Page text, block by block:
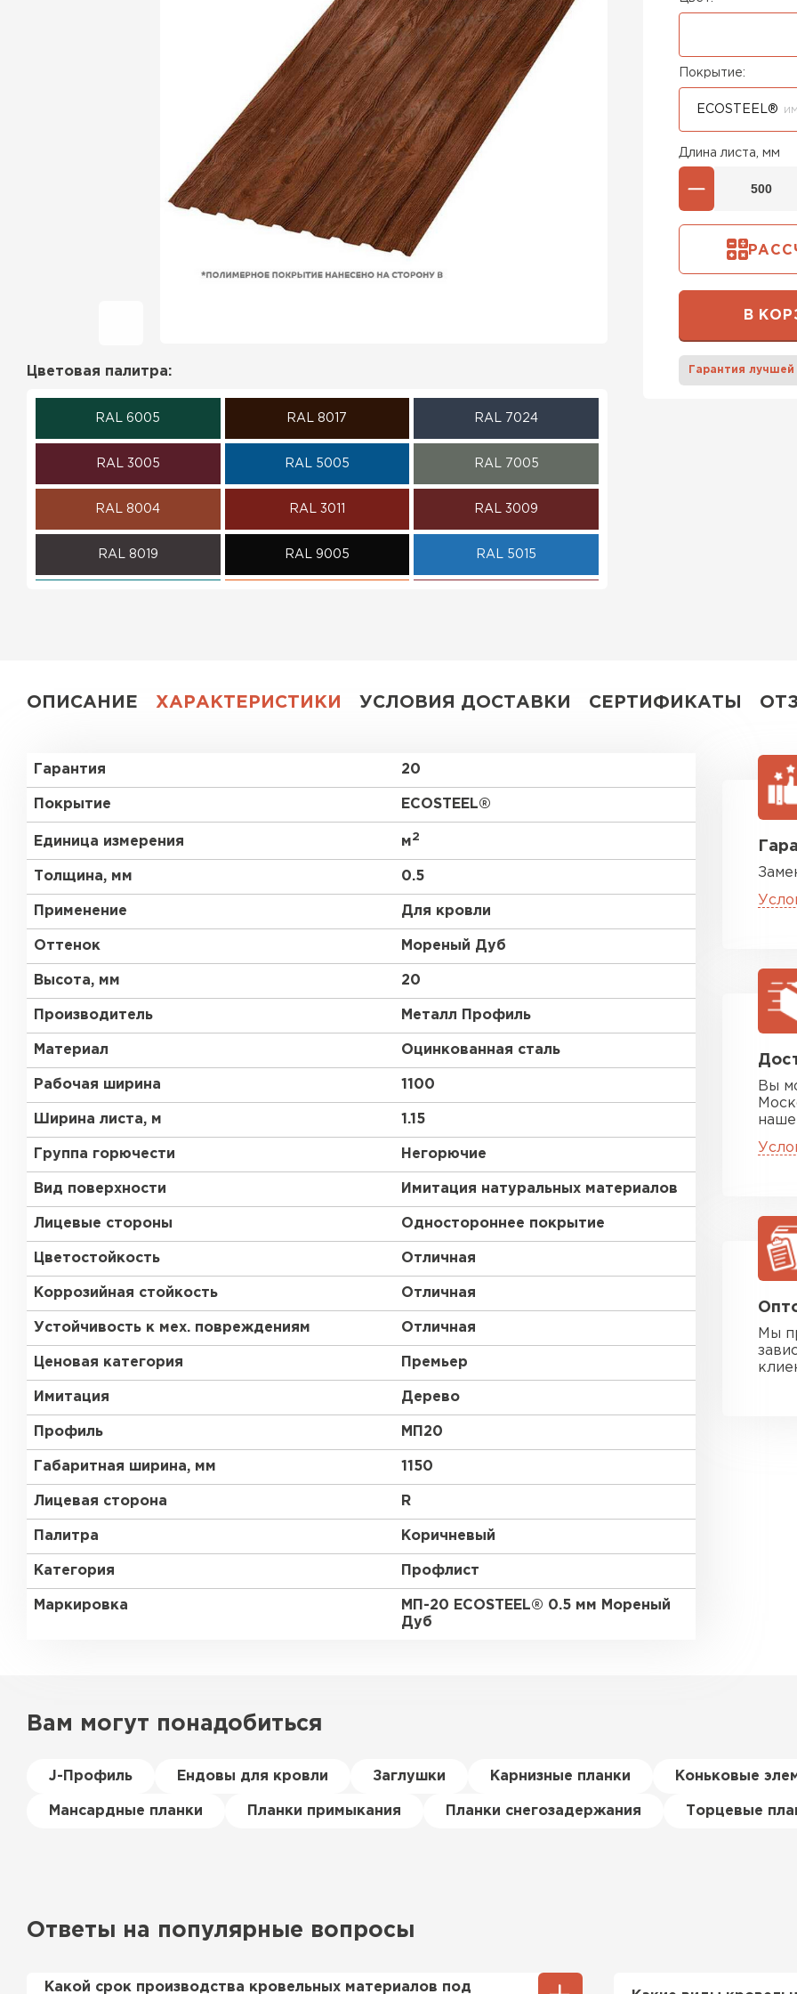
Фальцевая кровля
Ондулин
Гибкая черепица
Водосточная система
Рулонная кровля
Керамическая
Цветовая палитра:
RAL 6005 RAL 8017 RAL 7024
RAL 3005 RAL 5005 RAL 7005
RAL 8004 RAL 3011 RAL 3009
RAL 8019 RAL 9005 RAL 5015
RAL 9006
RR 11 RR 23
RR 35 RR 750 без покрытия
Покрытие:
ECOSTEEL®
Длина листа, мм
В
Гарантия лучшей
ОПИСАНИЕ ХАРАКТЕРИСТИКИ УСЛОВИЯ ДОСТАВКИ СЕРТИФИКАТЫ
Гарантия 20
Покрытие ECOSTEEL®
Единица измерения м2
Толщина, мм 0.5
Применение Для кровли
Оттенок Мореный Дуб
Высота, мм 20
Производитель Металл Профиль
Материал Оцинкованная сталь
Рабочая ширина 1100
Ширина листа, м 1.15
Группа горючести Негорючие
Вид поверхности Имитация натуральных материалов
Лицевые стороны Одностороннее покрытие
Цветостойкость Отличная
Коррозийная стойкость Отличная
Устойчивость к мех. повреждениям Отличная
Ценовая категория Премьер
Имитация Дерево
Профиль МП20
Габаритная ширина, мм 1150
Лицевая сторона R
Палитра Коричневый
Категория Профлист
Маркировка
МП-20 ECOSTEEL® 0.5 мм Мореный
Дуб
Вы
Мы
Вам могут понадобиться
J-Профиль Ендовы для кровли Заглушки Карнизные планки Коньковые
Мансардные планки Планки примыкания Планки снегозадержания Торцевые
Ответы на популярные вопросы
Какой срок производства кровельных материалов под
Профилированный лист
ПЕРЕЙТИ
Цементно-
ПЕРЕЙТИ